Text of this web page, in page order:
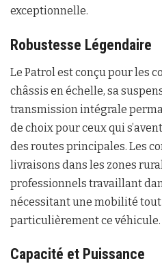
exceptionnelle.
Robustesse Légendaire
Le Patrol est conçu pour les
châssis en échelle, sa
transmission intégrale
de choix pour ceux qui
des routes principales. Les
livraisons dans les zones
professionnels travaillant
nécessitant une mobilité
particulièrement ce véhicule.
Capacité et Puissance